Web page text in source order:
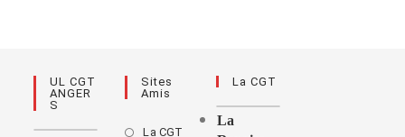
UL CGT
ANGER
S
Sites
Amis
La CGT
La CGT
La